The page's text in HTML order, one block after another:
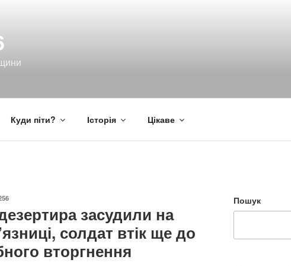
Куди піти? Історія Цікаве
засудили на
солдат втік ще до
вторгнення
Пошук